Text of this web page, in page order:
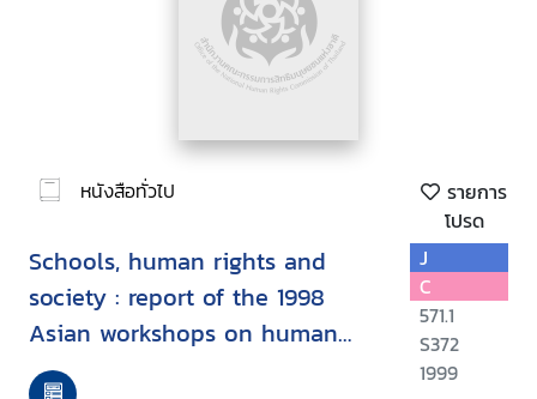
หนังสือทั่วไป
รายการ
โปรด
Schools, human rights and
society : report of the 1998
Asian workshops on human
rights education in school
J
C
571.1
S372
1999